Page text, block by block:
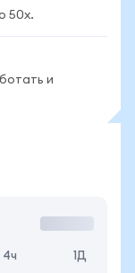
50x.
и
4ч 1Д